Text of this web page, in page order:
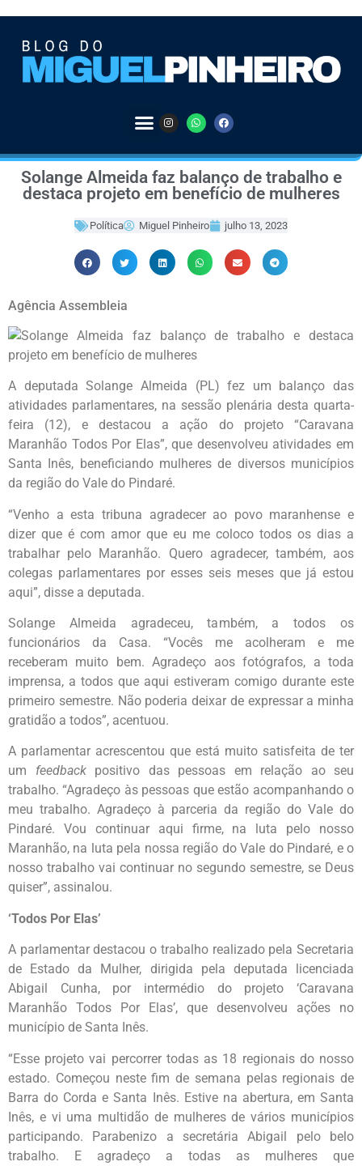
Solange Almeida faz balanço de trabalho e
destaca projeto em benefício de mulheres
Política Miguel Pinheiro julho 13, 2023
Agência Assembleia
A deputada Solange Almeida (PL) fez um balanço das
atividades parlamentares, na sessão plenária desta quarta-
feira (12), e destacou a ação do projeto “Caravana
Maranhão Todos Por Elas”, que desenvolveu atividades em
Santa Inês, beneficiando mulheres de diversos municípios
da região do Vale do Pindaré.
“Venho a esta tribuna agradecer ao povo maranhense e
dizer que é com amor que eu me coloco todos os dias a
trabalhar pelo Maranhão. Quero agradecer, também, aos
colegas parlamentares por esses seis meses que já estou
aqui”, disse a deputada.
Solange Almeida agradeceu, também, a todos os
funcionários da Casa. “Vocês me acolheram e me
receberam muito bem. Agradeço aos fotógrafos, a toda
imprensa, a todos que aqui estiveram comigo durante este
primeiro semestre. Não poderia deixar de expressar a minha
gratidão a todos”, acentuou.
A parlamentar acrescentou que está muito satisfeita de ter
um feedbackpositivo das pessoas em relação ao seu
trabalho. “Agradeço às pessoas que estão acompanhando o
meu trabalho. Agradeço à parceria da região do Vale do
Pindaré. Vou continuar aqui firme, na luta pelo nosso
Maranhão, na luta pela nossa região do Vale do Pindaré, e o
nosso trabalho vai continuar no segundo semestre, se Deus
quiser”, assinalou.
‘Todos Por Elas’
A parlamentar destacou o trabalho realizado pela Secretaria
de Estado da Mulher, dirigida pela deputada licenciada
Abigail Cunha, por intermédio do projeto ‘Caravana
Maranhão Todos Por Elas’, que desenvolveu ações no
município de Santa Inês.
“Esse projeto vai percorrer todas as 18 regionais do nosso
estado. Começou neste fim de semana pelas regionais de
Barra do Corda e Santa Inês. Estive na abertura, em Santa
Inês, e vi uma multidão de mulheres de vários municípios
participando. Parabenizo a secretária Abigail pelo belo
trabalho. E agradeço a todas as mulheres que